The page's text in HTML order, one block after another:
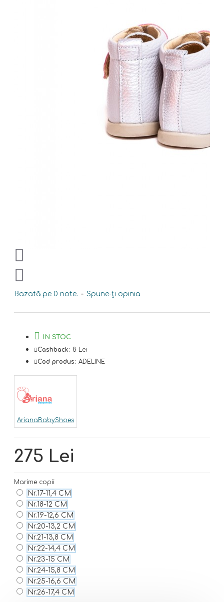
Bazată pe 0 note. - Spune-ţi opinia
275 Lei
IN STOC
Cashback: 8 Lei
Cod produs: ADELINE
ArianaBabyShoes
Marime copii
Nr.17-11,4 CM
Nr.18-12 CM
Nr.19-12,6 CM
Nr.20-13,2 CM
Nr.21-13,8 CM
Nr.22-14,4 CM
Nr.23-15 CM
Nr.24-15,8 CM
Nr.25-16,6 CM
Nr.26-17,4 CM